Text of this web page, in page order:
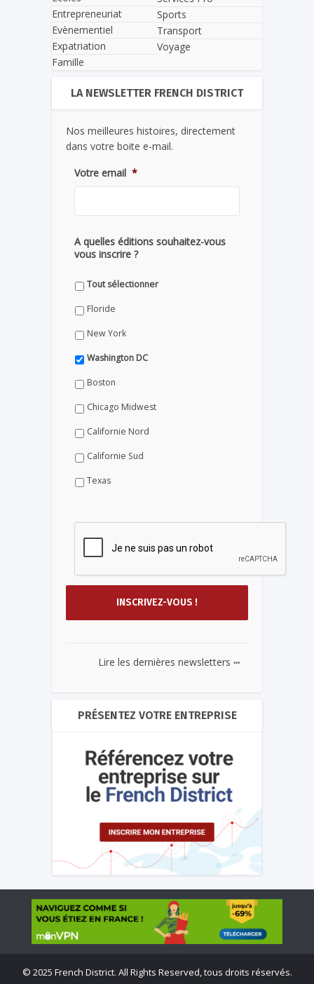
Entrepreneuriat
Evènementiel
Expatriation
Famille
Sports
Transport
Voyage
LA NEWSLETTER FRENCH DISTRICT
Nos meilleures histoires, directement
dans votre boite e-mail.
Votre email *
A quelles éditions souhaitez-vous
vous inscrire ?
Tout sélectionner
Floride
New York
Washington DC
Boston
Chicago Midwest
Californie Nord
Californie Sud
Texas
Lire les dernières newsletters ...
PRÉSENTEZ VOTRE ENTREPRISE
© 2025 French District. All Rights Reserved, tous droits réservés.